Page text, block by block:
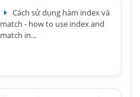
Cách sử dụng hàm index và
match - how to use index and
match in...